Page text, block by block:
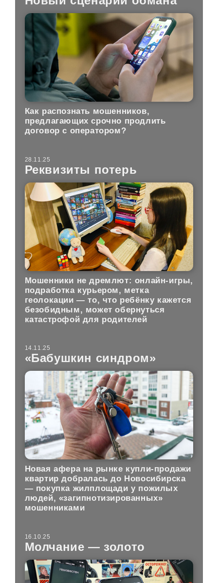
Как распознать мошенников,
предлагающих срочно продлить
договор с оператором?
28.11.25
Реквизиты потерь
Мошенники не дремлют: онлайн-игры,
подработка курьером, метка
геолокации — то, что ребёнку кажется
безобидным, может обернуться
катастрофой для родителей
14.11.25
«Бабушкин синдром»
Новая афера на рынке купли-продажи
квартир добралась до Новосибирска
— покупка жилплощади у пожилых
людей, «загипнотизированных»
мошенниками
16.10.25
Молчание — золото